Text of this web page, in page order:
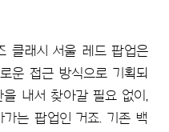
클래시 서울 레드 팝업은
운 접근 방식으로 기획되
내서 찾아갈 필요 없이,
는 팝업인 거죠. 기존 백